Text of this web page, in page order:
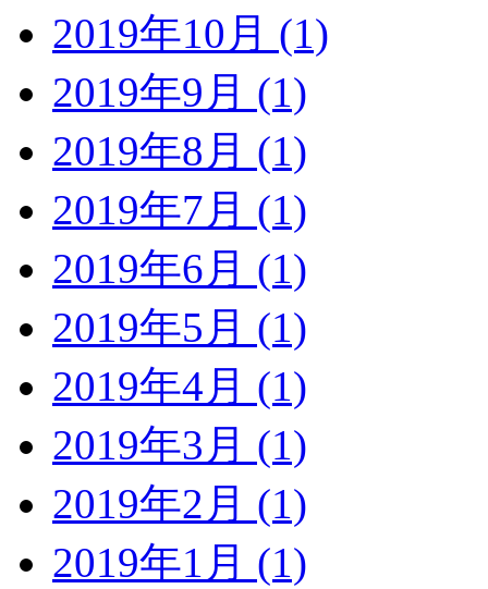
2019年10月 (1)
2019年9月 (1)
2019年8月 (1)
2019年7月 (1)
2019年6月 (1)
2019年5月 (1)
2019年4月 (1)
2019年3月 (1)
2019年2月 (1)
2019年1月 (1)